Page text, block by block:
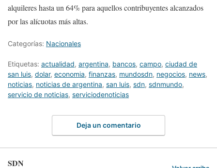
alquileres hasta un 64% para aquellos contribuyentes alcanzados
por las alícuotas más altas.
Categorías: Nacionales
Etiquetas: actualidad, argentina, bancos, campo, ciudad de
san luis, dolar, economia, finanzas, mundosdn, negocios, news,
noticias, noticias de argentina, san luis, sdn, sdnmundo,
servicio de noticias, serviciodenoticias
Deja un comentario
SDN